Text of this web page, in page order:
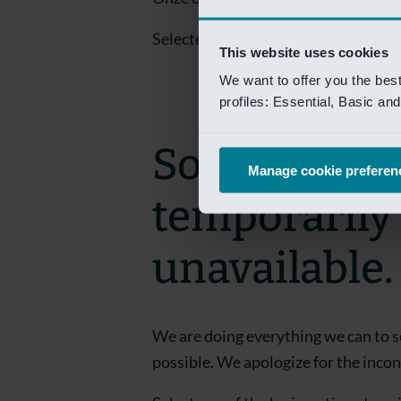
This website uses cookies
We want to offer you the
profiles: Essential, Basic
Manage cookie
Selecteer een van de login opties
Sorry! This
temporarily
unavailable.
We are doing everything we can to
possible. We apologize for the